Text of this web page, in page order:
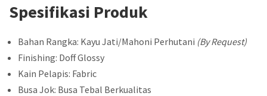
Spesifikasi Produk
Bahan Rangka: Kayu Jati/Mahoni Perhutani (By Request)
Finishing: Doff Glossy
Kain Pelapis: Fabric
Busa Jok: Busa Tebal Berkualitas